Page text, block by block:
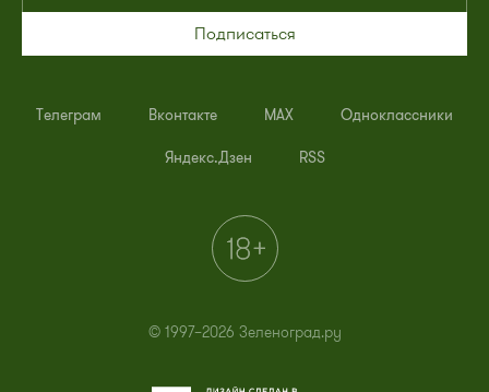
Подписаться
Телеграм Вконтакте MAX Одноклассники
Яндекс.Дзен RSS
© 1997–2026 Зеленоград.ру